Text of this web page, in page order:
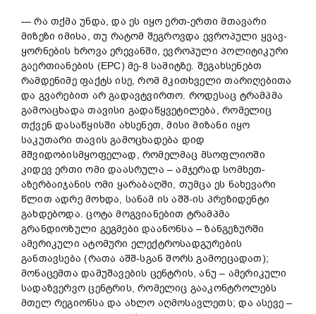
— რა თქმა უნდა, და ეს იყო ერთ-ერთი მთავარი
მიზეზი იმისა, თუ რატომ შეგროვდა ევროპული ყვავ-
ყორნების ხროვა ერევანში, ევროპული პოლიტიკური
გაერთიანების (EPC) მე-8 სამიტზე. შეგახსენებთ
რამდენიმე ფაქტს ისე, რომ მკითხველი თარიღებითა
და გვარებით არ გადავტვირთო. როდესაც ტრამპმა
გამოაცხადა თავისი გადაწყვეტილება, რომელიც
თქვენ დასაწყისში ახსენეთ, მისი მიზანი იყო
საკუთარი თავის გამოცხადება დიდ
მშვიდობისმყოფელად, რომელმაც მსოფლიოში
კიდევ ერთი ომი დაასრულა – ამჯერად სომხეთ-
აზერბაიჯანის ომი ყარაბაღში, თუმცა ეს ნახევარი
წლით ადრე მოხდა, სანამ ის აშშ-ის პრეზიდენტი
გახდებოდა. ცოტა მოგვიანებით ტრამპმა
გრანდიოზული გეგმები დაანონსა – ზანგეზურში
ამერიკული ატომური ელექტროსადგურების
განთავსება (რათა აშშ-სგან შორს გამოეცადათ);
მონაცემთა დამუშავების ცენტრის, ანუ – ამერიკული
სადაზვერვო ცენტრის, რომელიც გააკონტროლებს
მთელ რეგიონსა და ახლო აღმოსავლეთს; და ასევე –